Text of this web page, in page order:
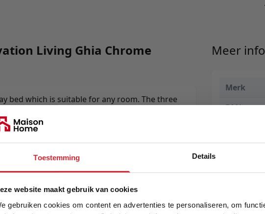
Toestemming Details
website maakt gebruik van cookies
gebruiken cookies om content en advertenties te personaliseren, om
Living Ghia Chrome
bed which is suitable for any room. The three
combination with its pocket spring mattress
great individual comfort as everyday day
Meer
Merk
EAN
5%